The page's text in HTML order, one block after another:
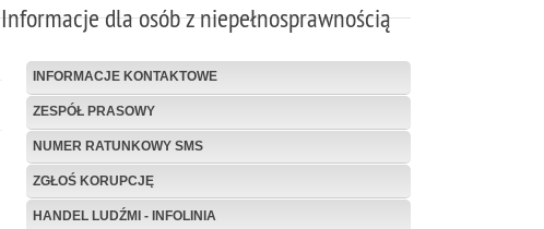
Informacje dla osób z niepełnosprawnością
INFORMACJE KONTAKTOWE
ZESPÓŁ PRASOWY
NUMER RATUNKOWY SMS
ZGŁOŚ KORUPCJĘ
HANDEL LUDŹMI - INFOLINIA